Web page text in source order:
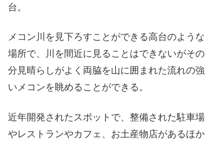
台。
メコン川を見下ろすことができる高台のような
場所で、川を間近に見ることはできないがその
分見晴らしがよく両脇を山に囲まれた流れの強
いメコンを眺めることができる。
近年開発されたスポットで、整備された駐車場
やレストランやカフェ、お土産物店があるほか